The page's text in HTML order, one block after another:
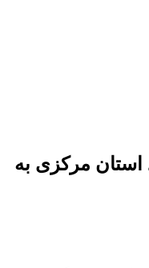
استان مرکزی به